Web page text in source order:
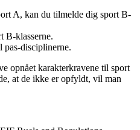
A, kan du tilmelde dig sport B-
B-klasserne.
disciplinerne.
opnået karakterkravene til sport
at de ikke er opfyldt, vil man